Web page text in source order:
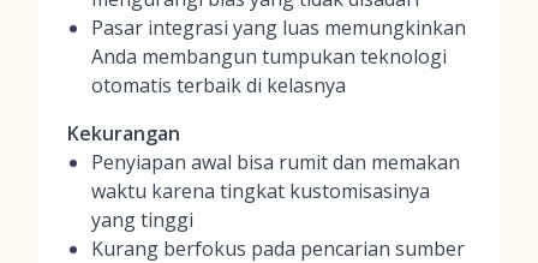
Pasar integrasi yang luas memungkinkan
Anda membangun tumpukan teknologi
otomatis terbaik di kelasnya
Kekurangan
Penyiapan awal bisa rumit dan memakan
waktu karena tingkat kustomisasinya
yang tinggi
Kurang berfokus pada pencarian sumber